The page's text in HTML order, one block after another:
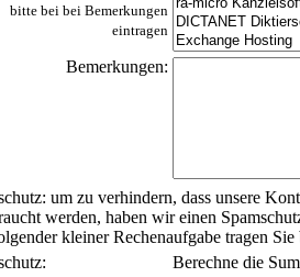
bitte bei bei Bemerkungen
eintragen
Bemerkungen:
um zu verhindern, dass unsere
werden, haben wir einen
kleiner Rechenaufgabe tragen
Berechne die